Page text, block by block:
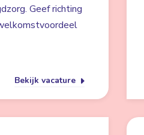
Geef richting
Bekijk vacature